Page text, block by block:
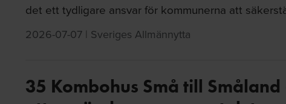
det ett tydligare ansvar för kommunerna att
2026-07-07 | Sveriges Allmännytta
35 Kombohus Små till